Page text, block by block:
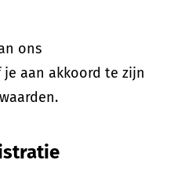
ons
je aan akkoord te zijn